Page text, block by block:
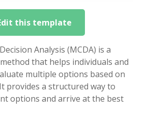
this template
Analysis (MCDA) is a
that helps individuals and
multiple options based on
provides a structured way to
options and arrive at the best